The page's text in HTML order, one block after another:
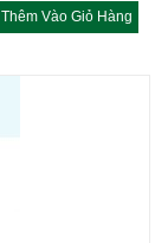
Thêm Vào Giỏ Hàng